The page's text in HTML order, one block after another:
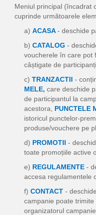
Meniul principal (încadrat
cuprinde următoarele
a) ACASA- deschide
b) CATALOG -
voucherele în care pot
câștigate de
c) TRANZACTII -
MELE, care deschide
de participantul la
acestora, PUNCTELE
istoricul punctelor-
produse/vouchere pe
d) PROMOTII -
toate promoțiile active
e) REGULAMENTE -
accesa regulamentele
f) CONTACT -
campanie poate
organizatorul